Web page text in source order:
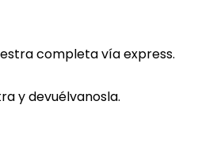
completa vía express.
y devuélvanosla.